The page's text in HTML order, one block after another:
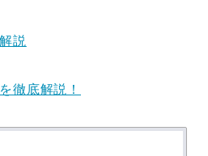
説
徹底解説！